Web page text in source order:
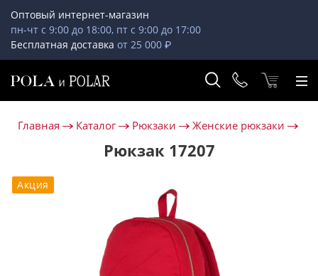
Оптовый интернет-магазин
пн-чт с 9:00 до 18:00, пт с 9:00 до 17:00
Бесплатная доставка от 25 000 ₽
Главная Каталог Рюкзаки Женские рюкзаки
Рюкзак 17207
Акция